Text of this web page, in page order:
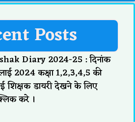
Posts
Diary 2024-25 : दिनांक
2024 कक्षा 1,2,3,4,5 की
शिक्षक डायरी देखने के लिए
करे ।